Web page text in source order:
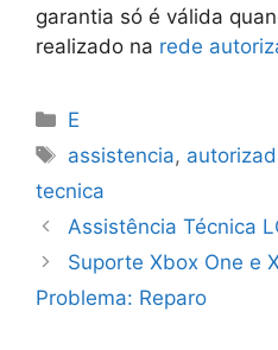
garantia só é válida
realizado na rede
Categorias
E
Tags
assistencia,
tecnica
Assistência Técnica
Suporte Xbox One e
Problema: Reparo